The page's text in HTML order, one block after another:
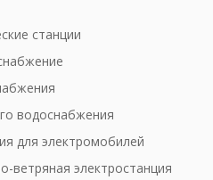
станции
водоснабжения
для электромобилей
ветряная электростанция